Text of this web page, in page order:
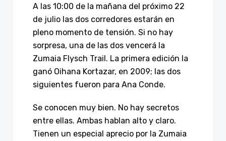
A las 10:00 de la mañana del próximo 22
de julio las dos corredores estarán en
pleno momento de tensión. Si no hay
sorpresa, una de las dos vencerá la
Zumaia Flysch Trail. La primera edición la
ganó Oihana Kortazar, en 2009; las dos
siguientes fueron para Ana Conde.
Se conocen muy bien. No hay secretos
entre ellas. Ambas hablan alto y claro.
Tienen un especial aprecio por la Zumaia